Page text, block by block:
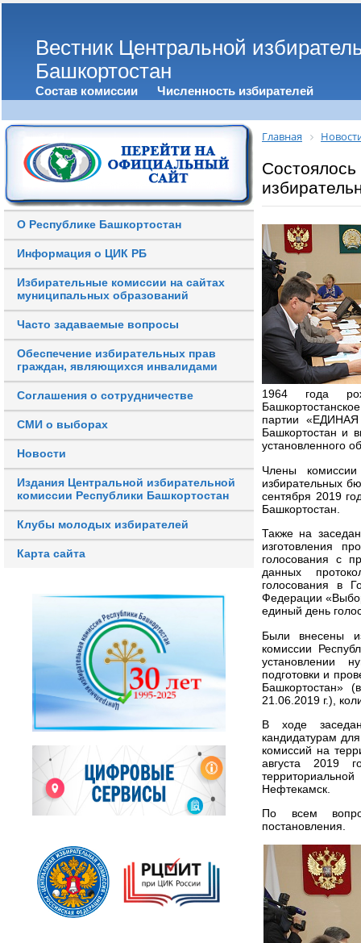
Вестник Центральной
Башкортостан
Состав комиссии Численность избирателей
О Республике Башкортостан
Информация о ЦИК РБ
Избирательные комиссии на сайтах
муниципальных образований
Часто задаваемые вопросы
Обеспечение избирательных прав
граждан, являющихся инвалидами
Соглашения о сотрудничестве
СМИ о выборах
Новости
Издания Центральной избирательной
комиссии Республики Башкортостан
Клубы молодых избирателей
Карта сайта
Главная
1964 года
партии
Башкортостан и
установленного
Члены
избирательных
сентября 2019
Башкортостан.
Также на
изготовления
голосования с
данных
голосования в
Федерации
единый день
Были внесены
комиссии
установлении
подготовки и
Башкортостан»
21.06.2019 г.),
В ходе
кандидатурам
комиссий на
августа 2019
Нефтекамск.
По всем
постановления.